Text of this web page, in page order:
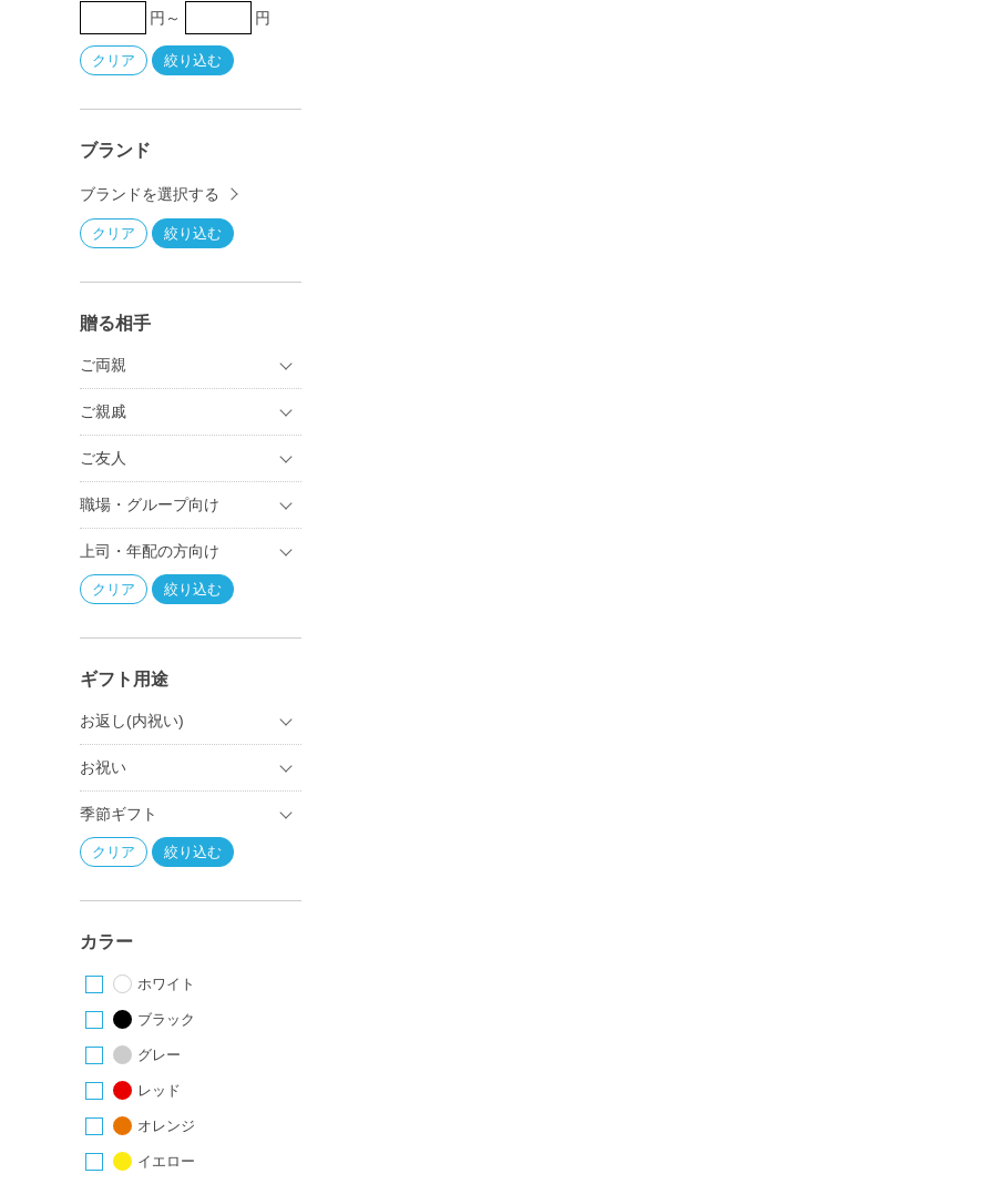
円～ 円
ブランド
ブランドを選択する
贈る相手
ご両親
ご親戚
ご友人
職場・グループ向け
上司・年配の方向け
ギフト用途
お返し(内祝い)
お祝い
季節ギフト
カラー
ホワイト
ブラック
グレー
レッド
オレンジ
イエロー